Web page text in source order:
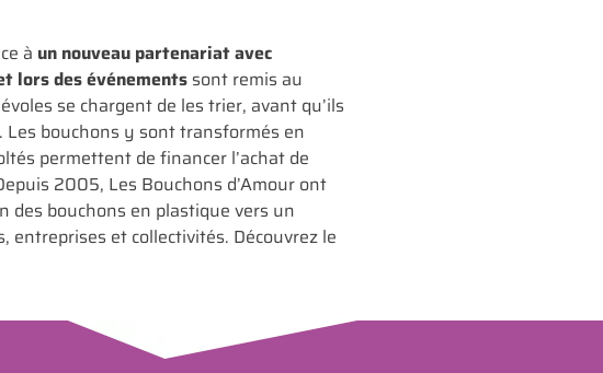
à un nouveau partenariat avec
lors des événements sont remis au
se chargent de les trier, avant qu’ils
Les bouchons y sont transformés en
permettent de financer l’achat de
2005, Les Bouchons d’Amour ont
des bouchons en plastique vers un
entreprises et collectivités. Découvrez le